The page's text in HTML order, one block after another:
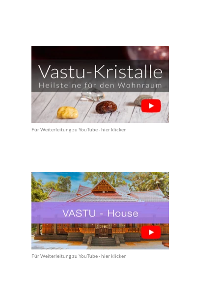
Für Weiterleitung zu YouTube - hier klicken
Für Weiterleitung zu YouTube - hier klicken